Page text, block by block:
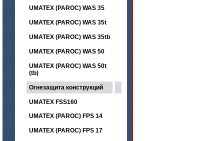
UMATEX (PAROC) WAS 35
UMATEX (PAROC) WAS 35t
UMATEX (PAROC) WAS 35tb
UMATEX (PAROC) WAS 50
UMATEX (PAROC) WAS 50t
(tb)
Огнезащита конструкций
UMATEX FSS160
UMATEX (PAROC) FPS 14
UMATEX (PAROC) FPS 17